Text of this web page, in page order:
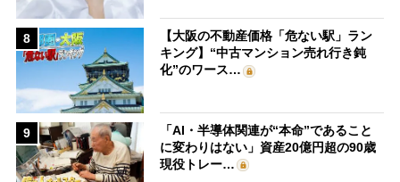
8
【大阪の不動産価格「危ない駅」ラン
キング】“中古マンション売れ行き鈍
化”のワース…
9
「AI・半導体関連が“本命”であること
に変わりはない」資産20億円超の90歳
現役トレー…